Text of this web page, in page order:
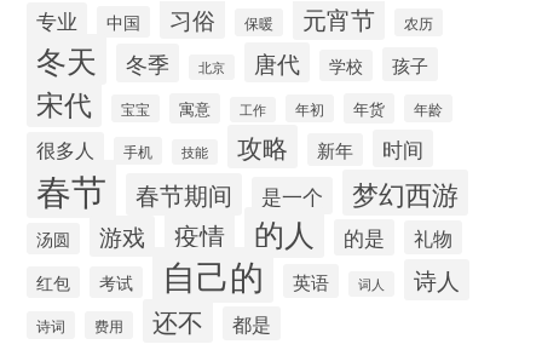
专业 中国 习俗 保暖 元宵节 农历
冬天 冬季 北京 唐代 学校 孩子
宋代 宝宝 寓意 工作 年初 年货 年龄
很多人 手机 技能 攻略 新年 时间
春节 春节期间 是一个 梦幻西游
汤圆 游戏 疫情 的人 的是 礼物
红包 考试 自己的 英语 词人 诗人
诗词 费用 还不 都是